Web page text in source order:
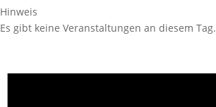
Hinweis
Es gibt keine Veranstaltungen an diesem Tag.